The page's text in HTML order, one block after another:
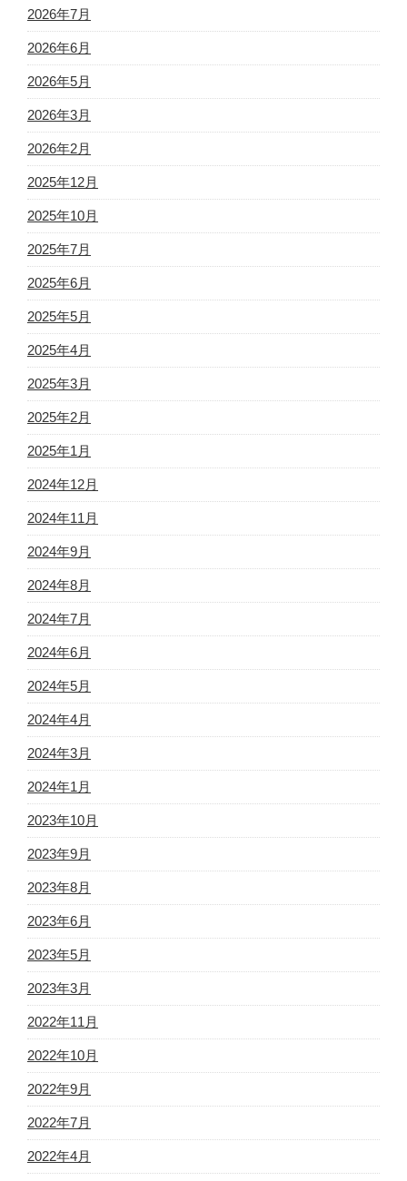
2026年7月
2026年6月
2026年5月
2026年3月
2026年2月
2025年12月
2025年10月
2025年7月
2025年6月
2025年5月
2025年4月
2025年3月
2025年2月
2025年1月
2024年12月
2024年11月
2024年9月
2024年8月
2024年7月
2024年6月
2024年5月
2024年4月
2024年3月
2024年1月
2023年10月
2023年9月
2023年8月
2023年6月
2023年5月
2023年3月
2022年11月
2022年10月
2022年9月
2022年7月
2022年4月